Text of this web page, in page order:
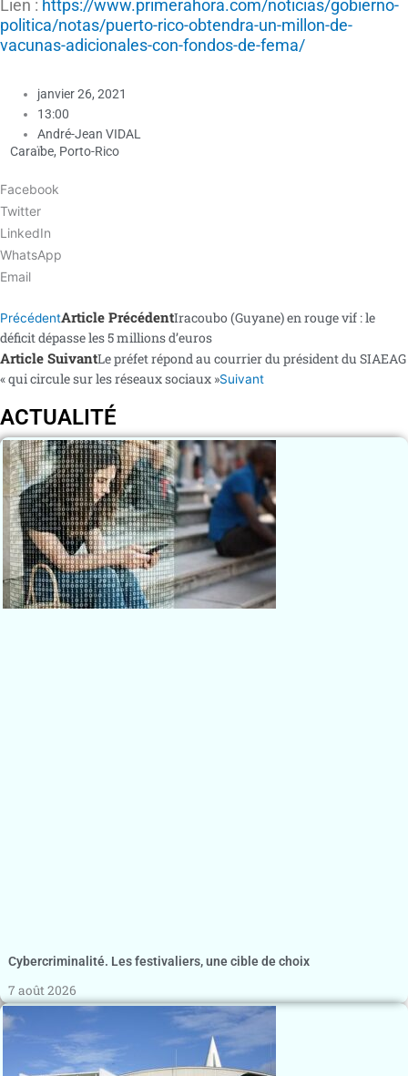
Lien : https://www.primerahora.com/noticias/gobierno-
politica/notas/puerto-rico-obtendra-un-millon-de-
vacunas-adicionales-con-fondos-de-fema/
janvier 26, 2021
13:00
André-Jean VIDAL
Caraïbe, Porto-Rico
Facebook
Twitter
LinkedIn
WhatsApp
Email
PrécédentArticle PrécédentIracoubo (Guyane) en rouge vif : le
déficit dépasse les 5 millions d’euros
Article SuivantLe préfet répond au courrier du président du SIAEAG
« qui circule sur les réseaux sociaux »Suivant
ACTUALITÉ
Cybercriminalité. Les festivaliers, une cible de choix
7 août 2026